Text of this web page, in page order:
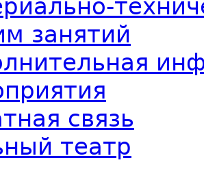
занятий
связь
театр